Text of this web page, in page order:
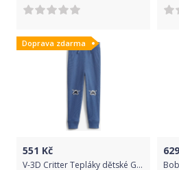
Doprava zdarma
551 Kč
V-3D Critter Tepláky dětské GAP | Modrá | Chlapecké | 2 roky
629